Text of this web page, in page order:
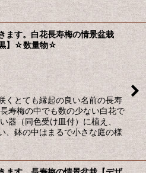
ます。白花長寿梅の情景盆栽
】☆数量物☆
くとても縁起の良い名前の長寿
寿梅の中でも数の少ない白花で
器（同色受け皿付）に植え、
、鉢の中はまるで小さな庭の様